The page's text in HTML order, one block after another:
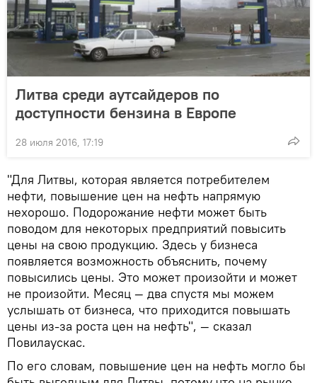
Литва среди аутсайдеров по
доступности бензина в Европе
28 июля 2016, 17:19
"Для Литвы, которая является потребителем
нефти, повышение цен на нефть напрямую
нехорошо. Подорожание нефти может быть
поводом для некоторых предприятий повысить
цены на свою продукцию. Здесь у бизнеса
появляется возможность объяснить, почему
повысились цены. Это может произойти и может
не произойти. Месяц — два спустя мы можем
услышать от бизнеса, что приходится повышать
цены из-за роста цен на нефть", — сказал
Повилаускас.
По его словам, повышение цен на нефть могло бы